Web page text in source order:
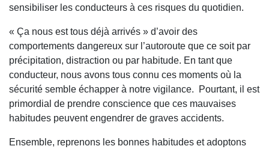
sensibiliser les conducteurs à ces risques du quotidien.
« Ça nous est tous déjà arrivés » d’avoir des
comportements dangereux sur l’autoroute que ce soit par
précipitation, distraction ou par habitude. En tant que
conducteur, nous avons tous connu ces moments où la
sécurité semble échapper à notre vigilance. Pourtant, il est
primordial de prendre conscience que ces mauvaises
habitudes peuvent engendrer de graves accidents.
Ensemble, reprenons les bonnes habitudes et adoptons